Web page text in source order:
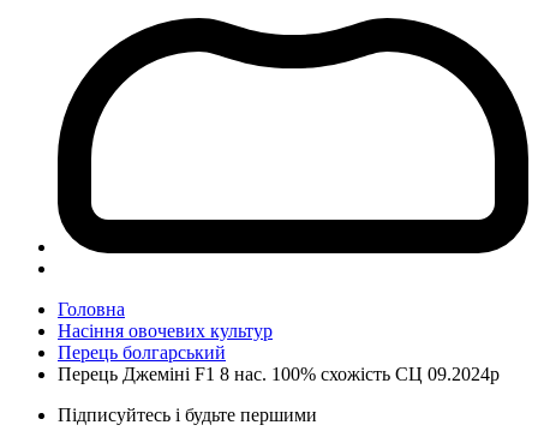
Головна
Насіння овочевих культур
Перець болгарський
Перець Джеміні F1 8 нас. 100% схожість СЦ 09.2024р
Підписуйтесь і будьте першими